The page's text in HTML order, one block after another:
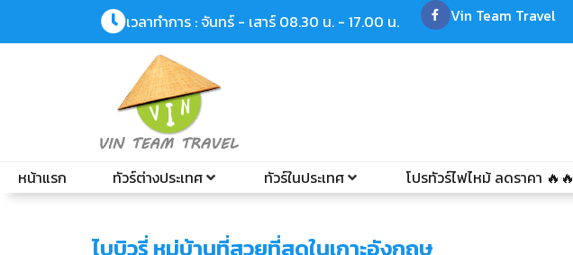
เวลาทำการ : จันทร์ - เสาร์ 08.30 น. - 17.00 น. Vin Team Travel
หน้าแรก ทัวร์ต่างประเทศ ทัวร์ในประเทศ โปรทัวร์ไฟไหม้ ลดราคา 🔥🔥
ไบบิวรี่ หมู่บ้านที่สวยที่สุดในเกาะอังกฤษ